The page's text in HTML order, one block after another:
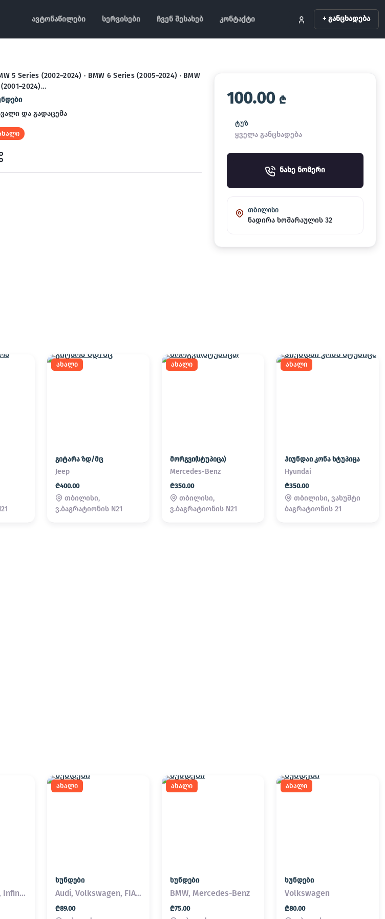
ავტონაწილები სერვისები ჩვენ შესახებ კონტაქტი + განცხადება
5 Series (2002–2024) · BMW 6 Series (2005–2024) · BMW
და გადაცემა
100.00 ₾
ტუზ
ყველა განცხადება
ნახე ნომერი
თბილისი
ნადირა ხოშარაულის 32
ახალი
გიტარა ზდ/მც
Jeep
₾400.00
თბილისი,
ვ.ბაგრატიონის N21
ახალი
მორგვი(სტუპიცა)
Mercedes-Benz
₾350.00
თბილისი,
ვ.ბაგრატიონის N21
ახალი
ჰიუნდაი კონა სტუპიცა
Hyundai
₾350.00
თბილისი, ვახუშტი
ბაგრატიონის 21
Honda, Hyundai, Infiniti, Kia, Lexus, Mazda, Mitsubishi, Nissan, Subaru, Suzuki, Toyota
ახალი
ხუნდები
Audi, Volkswagen, FIAT, Land Rover, MINI, Volvo
₾89.00
ახალი
ხუნდები
BMW, Mercedes-Benz
₾75.00
ახალი
ხუნდები
Volkswagen
₾80.00